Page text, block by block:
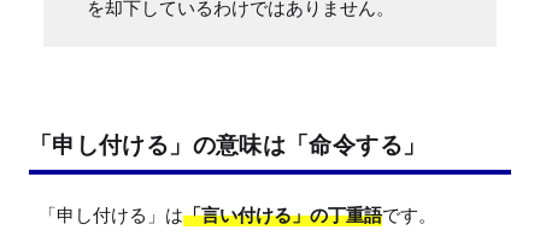
を却下しているわけではありません。
「申し付ける」の意味は「命令する」
「申し付ける」は「言い付ける」の丁重語です。